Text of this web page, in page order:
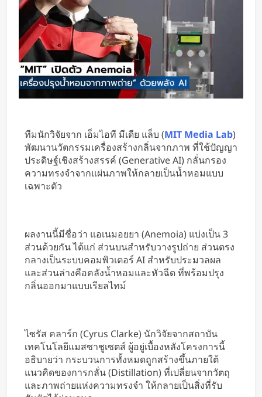
กลายเป็นจอเกมเสมือนขนาด 26 ฟุต
2 วัน Ago
ชัดแม้แสงน้อย! จีนพัฒนาแว่น Night
Vision มองกลางคืนได้ครบทุกสี
2 วัน Ago
เปลี่ยนขยะพลาสติกเป็นพลังงาน
สะอาด! นักวิจัยค้นพบวิธีผลิต
“ไฮโดรเจน” จากพลาสติกผสม โดย
ช่วยให้ผู้พิการใช้คอมฯ ได้โดยไม่ต้อง
ใช้มือ
ทีมนักวิจัยจาก เอ็มไอที มีเดีย แล็บ (MIT Media Lab)
พัฒนานวัตกรรมเครื่องสร้างกลิ่นจากภาพ ที่ใช้ปัญญา
ประดิษฐ์เชิงสร้างสรรค์ (Generative AI) กลั่นกรอง
ความทรงจำจากแผ่นภาพให้กลายเป็นน้ำหอมแบบ
เฉพาะตัว
ผลงานนี้มีชื่อว่า แอเนมอยยา (Anemoia) แบ่งเป็น 3
ส่วนด้วยกัน ได้แก่ ส่วนบนสำหรับวางรูปถ่าย ส่วนตรง
กลางเป็นระบบคอมพิวเตอร์ AI สำหรับประมวลผล
และส่วนล่างคือคลังน้ำหอมและหัวฉีด ที่พร้อมปรุง
กลิ่นออกมาแบบเรียลไทม์
ไซรัส คลาร์ก (Cyrus Clarke) นักวิจัยจากสถาบัน
เทคโนโลยีแมสซาชูเซตส์ ผู้อยู่เบื้องหลังโครงการนี้
อธิบายว่า กระบวนการทั้งหมดถูกสร้างขึ้นภายใต้
แนวคิดของการกลั่น (Distillation) ที่เปลี่ยนจากวัตถุ
และภาพถ่ายแห่งความทรงจำ ให้กลายเป็นสิ่งที่รับ